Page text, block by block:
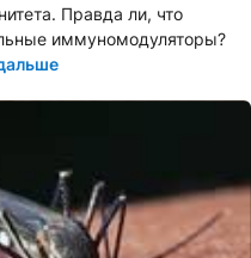
Правда ли, что
иммуномодуляторы?